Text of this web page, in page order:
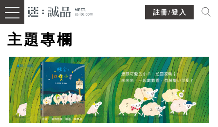
註冊/登入
主題專欄